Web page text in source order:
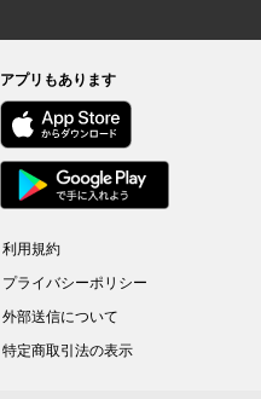
アプリもあります
利用規約
プライバシーポリシー
外部送信について
特定商取引法の表示